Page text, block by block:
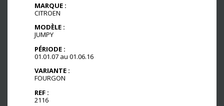
MARQUE :
CITROEN
MODÈLE :
JUMPY
PÉRIODE :
01.01.07 au 01.06.16
VARIANTE :
FOURGON
REF :
2116